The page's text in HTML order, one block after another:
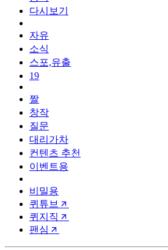
다시보기
자유
소식
스포,유출
19
짤
창작
질문
대리가차
컨텐츠 추천
이벤트용
비밀용
퀴튜브
퀴지직
팬심